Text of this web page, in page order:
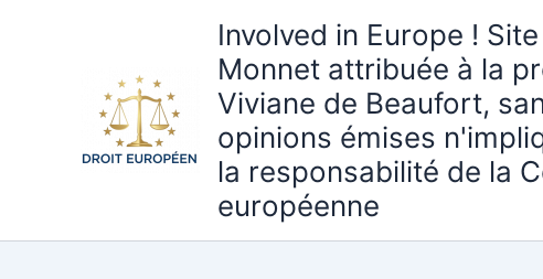
Involved in Europe !
Monnet attribuée à la
Viviane de Beaufort,
opinions émises
la responsabilité de la
européenne